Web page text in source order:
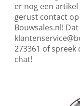
er nog een
gerust contact
Bouwsales.nl!
273361 of
chat!